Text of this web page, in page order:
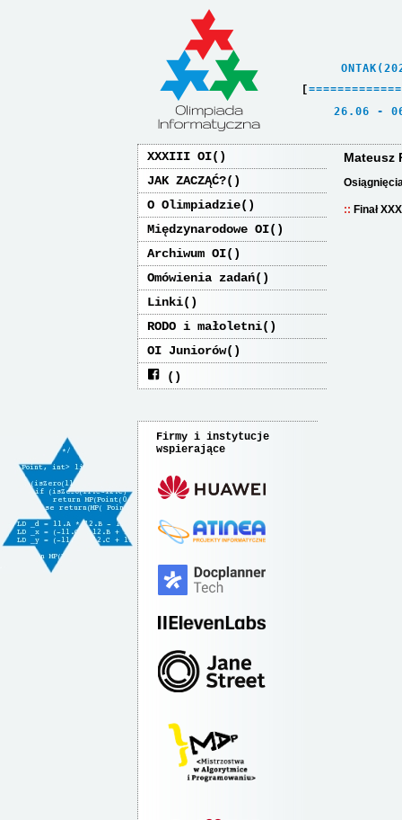
[ =============
26.06
XXXIII OI
JAK ZACZĄĆ?
O Olimpiadzie
Międzynarodowe OI
Archiwum OI
Omówienia zadań
Linki
RODO i małoletni
OI Juniorów
Firmy i instytucje
wspierające
Mateusz
Finał